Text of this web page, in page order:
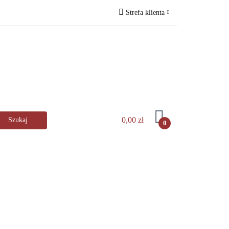
Strefa klienta
0,00 zł 0